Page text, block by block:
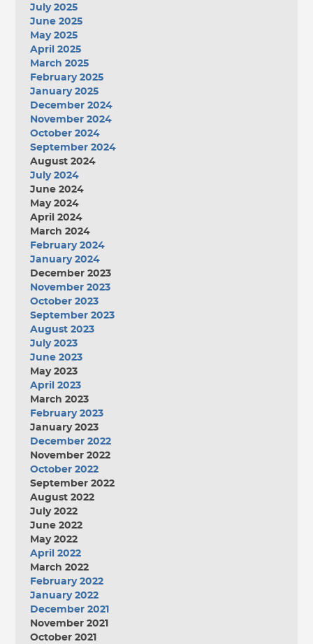
July 2025
June 2025
May 2025
April 2025
March 2025
February 2025
January 2025
December 2024
November 2024
October 2024
September 2024
August 2024
July 2024
June 2024
May 2024
April 2024
March 2024
February 2024
January 2024
December 2023
November 2023
October 2023
September 2023
August 2023
July 2023
June 2023
May 2023
April 2023
March 2023
February 2023
January 2023
December 2022
November 2022
October 2022
September 2022
August 2022
July 2022
June 2022
May 2022
April 2022
March 2022
February 2022
January 2022
December 2021
November 2021
October 2021